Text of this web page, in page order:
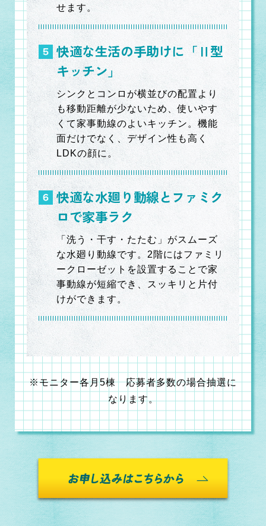
せます。
快適な生活の手助けに「Ⅱ型
キッチン」
シンクとコンロが横並びの配置より
も移動距離が少ないため、使いやす
くて家事動線のよいキッチン。機能
面だけでなく、デザイン性も高く
LDKの顔に。
快適な水廻り動線とファミク
ロで家事ラク
「洗う・干す・たたむ」がスムーズ
な水廻り動線です。2階にはファミリ
ークローゼットを設置することで家
事動線が短縮でき、スッキリと片付
けができます。
※モニター各月5棟 応募者多数の場合抽選に
なります。